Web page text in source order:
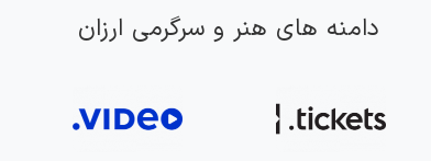
دامنه های هنر و سرگرمی ارزان